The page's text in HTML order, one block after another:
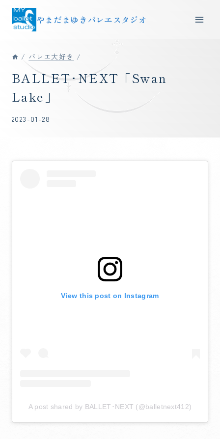
やまだまゆきバレエスタジオ
/ バレエ大好き /
BALLET･NEXT「Swan
Lake」
2023-01-28
View this post on Instagram
A post shared by BALLET･NEXT (@balletnext412)